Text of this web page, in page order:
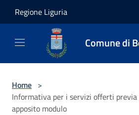
Regione Liguria
Comune di
Home >
Informativa per i servizi offerti previa
apposito modulo